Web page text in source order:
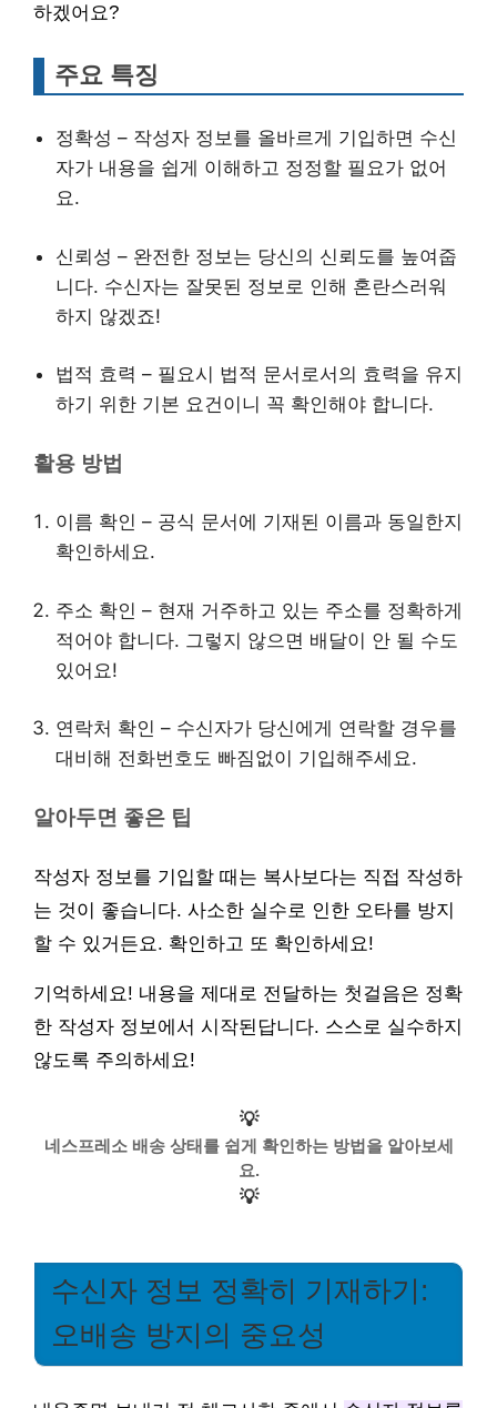
하겠어요?
주요 특징
정확성 – 작성자 정보를 올바르게 기입하면 수신
자가 내용을 쉽게 이해하고 정정할 필요가 없어
요.
신뢰성 – 완전한 정보는 당신의 신뢰도를 높여줍
니다. 수신자는 잘못된 정보로 인해 혼란스러워
하지 않겠죠!
법적 효력 – 필요시 법적 문서로서의 효력을 유지
하기 위한 기본 요건이니 꼭 확인해야 합니다.
활용 방법
이름 확인 – 공식 문서에 기재된 이름과 동일한지
확인하세요.
주소 확인 – 현재 거주하고 있는 주소를 정확하게
적어야 합니다. 그렇지 않으면 배달이 안 될 수도
있어요!
연락처 확인 – 수신자가 당신에게 연락할 경우를
대비해 전화번호도 빠짐없이 기입해주세요.
알아두면 좋은 팁
작성자 정보를 기입할 때는 복사보다는 직접 작성하
는 것이 좋습니다. 사소한 실수로 인한 오타를 방지
할 수 있거든요. 확인하고 또 확인하세요!
기억하세요! 내용을 제대로 전달하는 첫걸음은 정확
한 작성자 정보에서 시작된답니다. 스스로 실수하지
않도록 주의하세요!
💡
네스프레소 배송 상태를 쉽게 확인하는 방법을 알아보세
요.
💡
수신자 정보 정확히 기재하기:
오배송 방지의 중요성